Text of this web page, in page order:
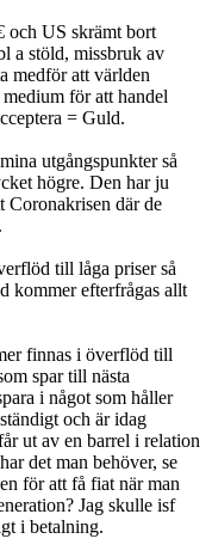
och US skrämt bort
a stöld, missbruk av
medför att världen
för att handel
= Guld.
utgångspunkter så
högre. Den har ju
Coronakrisen där de
till låga priser så
kommer efterfrågas allt
finnas i överflöd till
spar till nästa
i något som håller
och är idag
ut av en barrel i relation
det man behöver, se
för att få fiat när man
Jag skulle isf
i betalning.